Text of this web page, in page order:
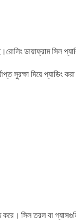
ডায়াফ্রাম সিল
সুরক্ষা দিয়ে প্যাডিং
করে। সিল তরল বা